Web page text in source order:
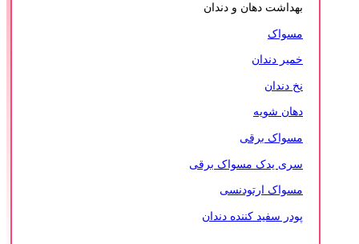
بهداشت دهان و دندان
مسواک
خمیر دندان
نخ دندان
دهان شویه
مسواک برقی
سری یدک مسواک برقی
مسواک ارتودنسی
پودر سفید کننده دندان